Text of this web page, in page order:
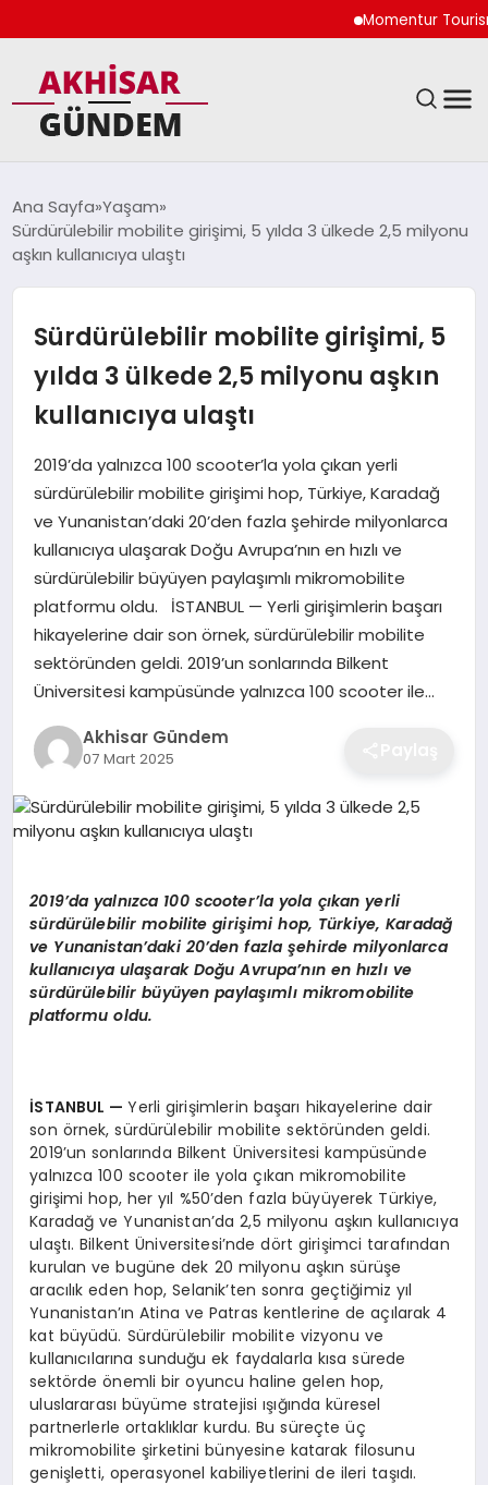
Momentur Tourism
DÜNYA
TEKNOLOJI
YAŞAM
Ana Sayfa Yaşam
Sürdürülebilir mobilite girişimi, 5 yılda 3 ülkede 2,5 milyonu
aşkın kullanıcıya ulaştı
Sürdürülebilir mobilite girişimi, 5
yılda 3 ülkede 2,5 milyonu aşkın
kullanıcıya ulaştı
2019’da yalnızca 100 scooter’la yola çıkan yerli
sürdürülebilir mobilite girişimi hop, Türkiye, Karadağ
ve Yunanistan’daki 20’den fazla şehirde milyonlarca
kullanıcıya ulaşarak Doğu Avrupa’nın en hızlı ve
sürdürülebilir büyüyen paylaşımlı mikromobilite
platformu oldu. İSTANBUL — Yerli girişimlerin başarı
hikayelerine dair son örnek, sürdürülebilir mobilite
sektöründen geldi. 2019’un sonlarında Bilkent
Üniversitesi kampüsünde yalnızca 100 scooter ile…
Akhisar Gündem
07 Mart 2025
2019’da yalnızca 100 scooter’la yola çıkan yerli
sürdürülebilir mobilite girişimi hop, Türkiye, Karadağ
ve Yunanistan’daki 20’den fazlaşehirde milyonlarca
kullanıcıya ulaşarak Doğu Avrupa’nın en hızlı ve
sürdürülebilir büyüyen paylaşımlı mikromobilite
platformu oldu.
İSTANBUL —Yerli girişimlerin başarı hikayelerine dair
son örnek, sürdürülebilir mobilite sektöründen geldi.
2019’un sonlarında Bilkent Üniversitesi kampüsünde
yalnızca 100 scooter ile yola çıkan mikromobilite
girişimi hop, her yıl %50’den fazla büyüyerek Türkiye,
Karadağ ve Yunanistan’da 2,5 milyonu aşkın kullanıcıya
ulaştı. Bilkent Üniversitesi’nde dört girişimci tarafından
kurulan ve bugüne dek 20 milyonu aşkın sürüşe
aracılık eden hop, Selanik’ten sonra geçtiğimiz yıl
Yunanistan’ın Atina ve Patras kentlerine de açılarak 4
kat büyüdü. Sürdürülebilir mobilite vizyonu ve
kullanıcılarına sunduğu ek faydalarla kısa sürede
sektörde önemli bir oyuncu haline gelen hop,
uluslararası büyüme stratejisi ışığında küresel
partnerlerle ortaklıklar kurdu. Bu süreçte üç
mikromobilite şirketini bünyesine katarak filosunu
genişletti, operasyonel kabiliyetlerini de ileri taşıdı.